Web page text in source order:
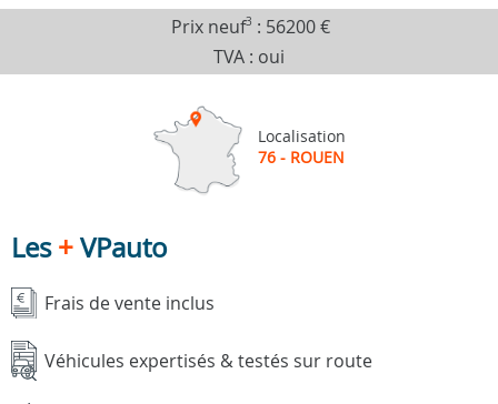
Prix neuf3 : 56200 €
TVA : oui
Localisation
76 - ROUEN
Les+VPauto
Frais de vente inclus
Véhicules expertisés & testés sur route